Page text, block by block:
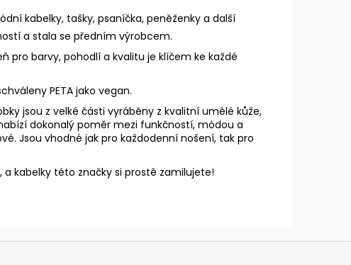
kabelky, tašky, psaníčka, peněženky a další
a stala se předním výrobcem.
pro barvy, pohodlí a kvalitu je klíčem ke každé
PETA jako vegan.
jsou z velké části vyráběny z kvalitní umělé kůže,
dokonalý poměr mezi funkčností, módou a
Jsou vhodné jak pro každodenní nošení, tak pro
kabelky této značky si prostě zamilujete!